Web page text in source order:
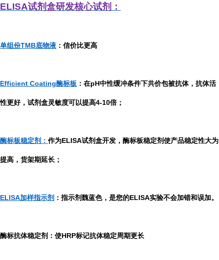
ELISA试剂盒研发核心试剂：
单组份TMB底物液 ：信价比更高
Efficient Coating酶标板 ：在pH中性缓冲条件下共价包被抗体，抗体活
性更好，试剂盒灵敏度可以提高4-10倍；
酶标板稳定剂： 作为ELISA试剂盒开发，酶标板稳定剂使产品稳定性大为
提高，货架期延长；
ELISA加样指示剂 ：指示剂魏蓝色，是您的ELISA实验不会加错和误加。
酶标抗体稳定剂：使HRP标记抗体稳定周期更长